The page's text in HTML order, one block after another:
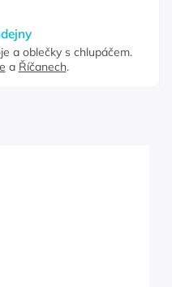
a oblečky s chlupáčem.
a Říčanech.